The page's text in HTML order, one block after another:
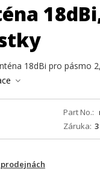
18dBi pro pásmo
Part No.
Záruka